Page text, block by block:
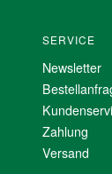
SERVICE
Newsletter
Zahlung
Versand